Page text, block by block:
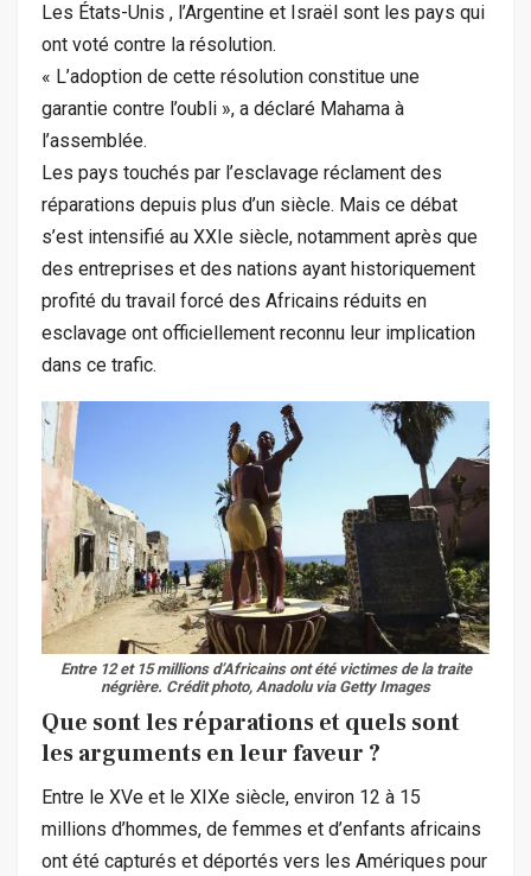
Les États-Unis , l’Argentine et Israël sont les pays qui
ont voté contre la résolution.
« L’adoption de cette résolution constitue une
garantie contre l’oubli », a déclaré Mahama à
l’assemblée.
Les pays touchés par l’esclavage réclament des
réparations depuis plus d’un siècle. Mais ce débat
s’est intensifié au XXIe siècle, notamment après que
des entreprises et des nations ayant historiquement
profité du travail forcé des Africains réduits en
esclavage ont officiellement reconnu leur implication
dans ce trafic.
Entre 12 et 15 millions d’Africains ont été victimes de la traite
négrière. Crédit photo, Anadolu via Getty Images
Que sont les réparations et quels sont
les arguments en leur faveur ?
Entre le XVe et le XIXe siècle, environ 12 à 15
millions d’hommes, de femmes et d’enfants africains
ont été capturés et déportés vers les Amériques pour